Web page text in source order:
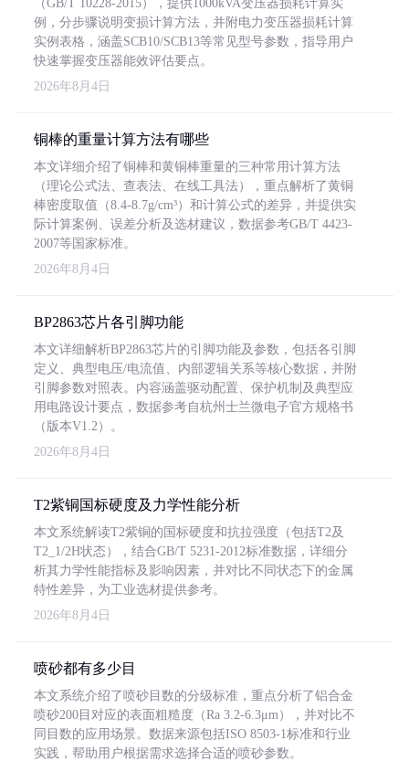
（GB/T 10228-2015），提供1000kVA变压器损耗计算实
例，分步骤说明变损计算方法，并附电力变压器损耗计算
实例表格，涵盖SCB10/SCB13等常见型号参数，指导用户
快速掌握变压器能效评估要点。
2026年8月4日
铜棒的重量计算方法有哪些
本文详细介绍了铜棒和黄铜棒重量的三种常用计算方法
（理论公式法、查表法、在线工具法），重点解析了黄铜
棒密度取值（8.4-8.7g/cm³）和计算公式的差异，并提供实
际计算案例、误差分析及选材建议，数据参考GB/T 4423-
2007等国家标准。
2026年8月4日
BP2863芯片各引脚功能
本文详细解析BP2863芯片的引脚功能及参数，包括各引脚
定义、典型电压/电流值、内部逻辑关系等核心数据，并附
引脚参数对照表。内容涵盖驱动配置、保护机制及典型应
用电路设计要点，数据参考自杭州士兰微电子官方规格书
（版本V1.2）。
2026年8月4日
T2紫铜国标硬度及力学性能分析
本文系统解读T2紫铜的国标硬度和抗拉强度（包括T2及
T2_1/2H状态），结合GB/T 5231-2012标准数据，详细分
析其力学性能指标及影响因素，并对比不同状态下的金属
特性差异，为工业选材提供参考。
2026年8月4日
喷砂都有多少目
本文系统介绍了喷砂目数的分级标准，重点分析了铝合金
喷砂200目对应的表面粗糙度（Ra 3.2-6.3μm），并对比不
同目数的应用场景。数据来源包括ISO 8503-1标准和行业
实践，帮助用户根据需求选择合适的喷砂参数。